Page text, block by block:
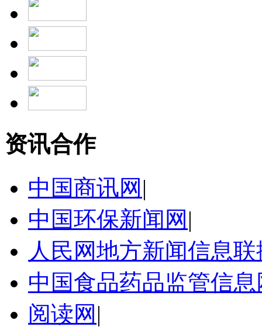
资讯合作
中国商讯网 |
中国环保新闻网 |
人民网地方新闻信息联
中国食品药品监管信息
阅读网 |